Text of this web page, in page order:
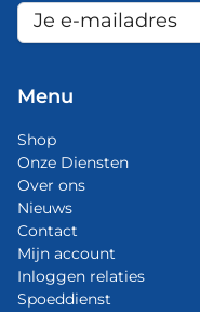
Menu
Shop
Onze Diensten
Over ons
Nieuws
Contact
Mijn account
Inloggen relaties
Spoeddienst